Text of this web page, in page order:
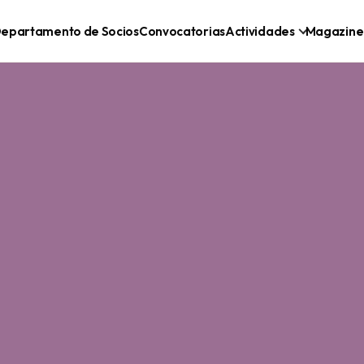
de SociosConvocatoriasActividades Magazine